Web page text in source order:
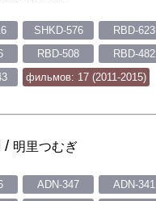
SHKD-576 RBD-623
RBD-508 RBD-482
фильмов: 17 (2011-2015)
/ 明里つむぎ
ADN-347 ADN-341